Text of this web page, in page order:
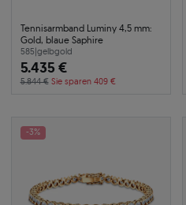
Tennisarmband Luminy 4,5 mm:
Gold, blaue Saphire
585|gelbgold
5.435 €
5.844 € Sie sparen 409 €
-3%